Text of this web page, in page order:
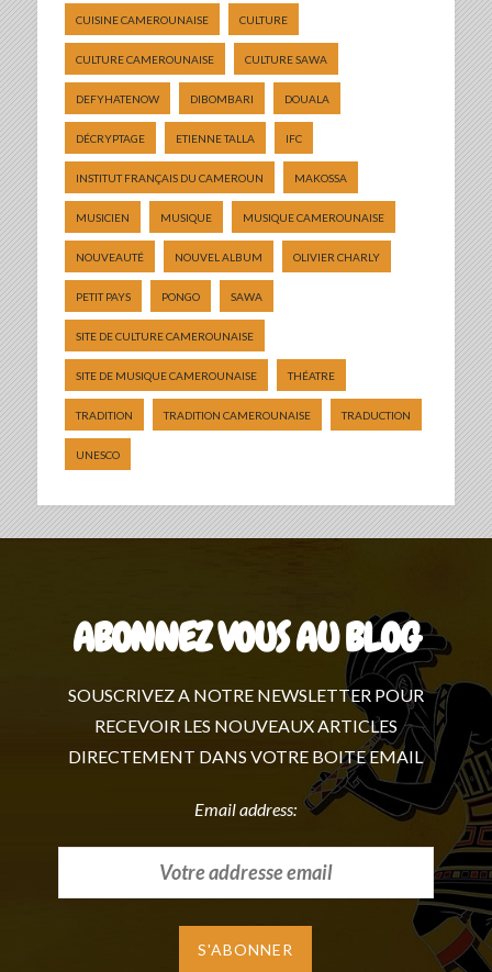
CUISINE CAMEROUNAISE CULTURE
CULTURE CAMEROUNAISE CULTURE SAWA
DEFYHATENOW DIBOMBARI DOUALA
DÉCRYPTAGE ETIENNE TALLA IFC
INSTITUT FRANÇAIS DU CAMEROUN MAKOSSA
MUSICIEN MUSIQUE MUSIQUE CAMEROUNAISE
NOUVEAUTÉ NOUVEL ALBUM OLIVIER CHARLY
PETIT PAYS PONGO SAWA
SITE DE CULTURE CAMEROUNAISE
SITE DE MUSIQUE CAMEROUNAISE THÉATRE
TRADITION TRADITION CAMEROUNAISE TRADUCTION
UNESCO
ABONNEZ VOUS AU BLOG
SOUSCRIVEZ A NOTRE NEWSLETTER POUR
RECEVOIR LES NOUVEAUX ARTICLES
DIRECTEMENT DANS VOTRE BOITE EMAIL
Email address: